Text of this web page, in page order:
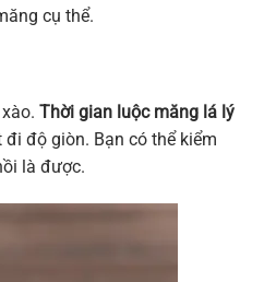
cụ thể.
Thời gian luộc măng lá lý
độ giòn. Bạn có thể kiểm
là được.